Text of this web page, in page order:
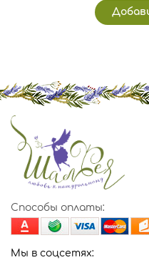
Способы оплаты:
Мы в соцсетях: